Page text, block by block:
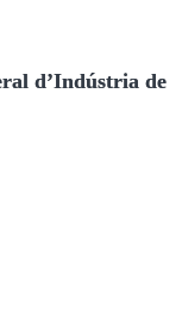
d’Indústria de